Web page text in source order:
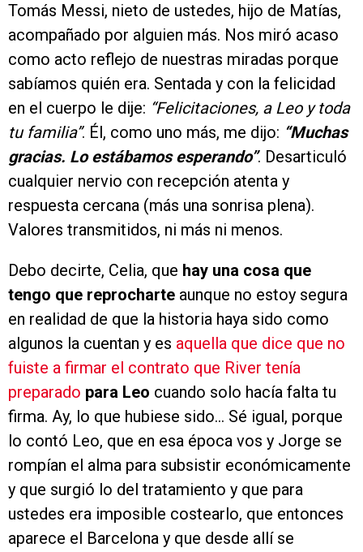
Tomás Messi, nieto de ustedes, hijo de Matías,
acompañado por alguien más. Nos miró acaso
como acto reflejo de nuestras miradas porque
sabíamos quién era. Sentada y con la felicidad
en el cuerpo le dije: “Felicitaciones, a Leo y toda
tu familia”. Él, como uno más, me dijo: “Muchas
gracias. Lo estábamos esperando”. Desarticuló
cualquier nervio con recepción atenta y
respuesta cercana (más una sonrisa plena).
Valores transmitidos, ni más ni menos.
Debo decirte, Celia, que hay una cosa que
tengo que reprocharte aunque no estoy segura
en realidad de que la historia haya sido como
algunos la cuentan y es aquella que dice que no
fuiste a firmar el contrato que River tenía
preparado para Leo cuando solo hacía falta tu
firma. Ay, lo que hubiese sido… Sé igual, porque
lo contó Leo, que en esa época vos y Jorge se
rompían el alma para subsistir económicamente
y que surgió lo del tratamiento y que para
ustedes era imposible costearlo, que entonces
aparece el Barcelona y que desde allí se